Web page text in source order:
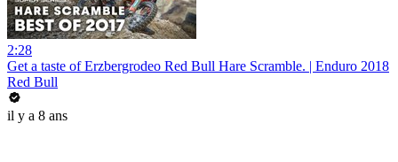
2:28
Get a taste of Erzbergrodeo Red Bull Hare Scramble. | Enduro 2018
Red Bull
il y a 8 ans